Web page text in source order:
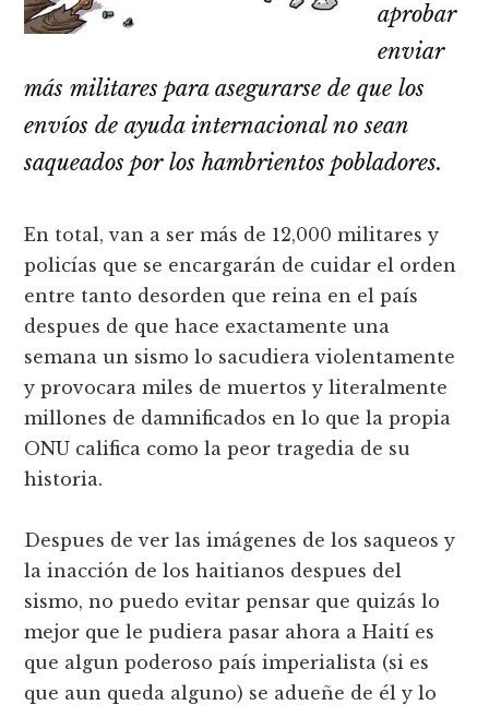
aprobar
enviar
más militares para asegurarse de que los
envíos de ayuda internacional no sean
saqueados por los hambrientos pobladores.
En total, van a ser más de 12,000 militares y
policías que se encargarán de cuidar el orden
entre tanto desorden que reina en el país
despues de que hace exactamente una
semana un sismo lo sacudiera violentamente
y provocara miles de muertos y literalmente
millones de damnificados en lo que la propia
ONU califica como la peor tragedia de su
historia.
Despues de ver las imágenes de los saqueos y
la inacción de los haitianos despues del
sismo, no puedo evitar pensar que quizás lo
mejor que le pudiera pasar ahora a Haití es
que algun poderoso país imperialista (si es
que aun queda alguno) se adueñe de él y lo